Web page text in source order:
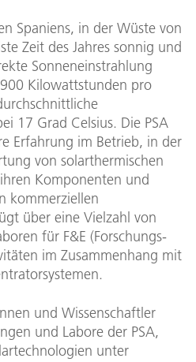
Spaniens, in der Wüste von
Zeit des Jahres sonnig und
Sonneneinstrahlung
Kilowattstunden pro
17 Grad Celsius. Die PSA
Erfahrung im Betrieb, in der
von solarthermischen
Komponenten und
kommerziellen
über eine Vielzahl von
für F&E (Forschungs-
im Zusammenhang mit
und Wissenschaftler
und Labore der PSA,
unter